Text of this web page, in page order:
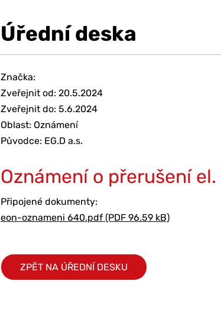
Úřední deska
Značka:
Zveřejnit od: 20.5.2024
Zveřejnit do: 5.6.2024
Oblast: Oznámení
Původce: EG.D a.s.
Oznámení o přerušení
Připojené dokumenty:
eon-oznameni 640.pdf (PDF 96.59 kB)
ZPĚT NA ÚŘEDNÍ DESKU